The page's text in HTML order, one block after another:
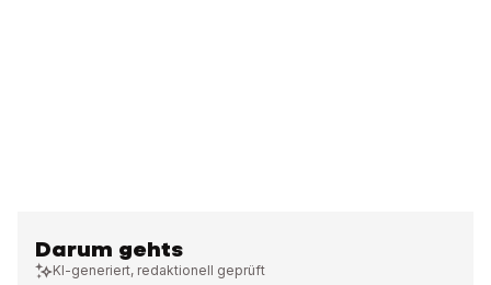
Darum gehts
KI-generiert, redaktionell geprüft